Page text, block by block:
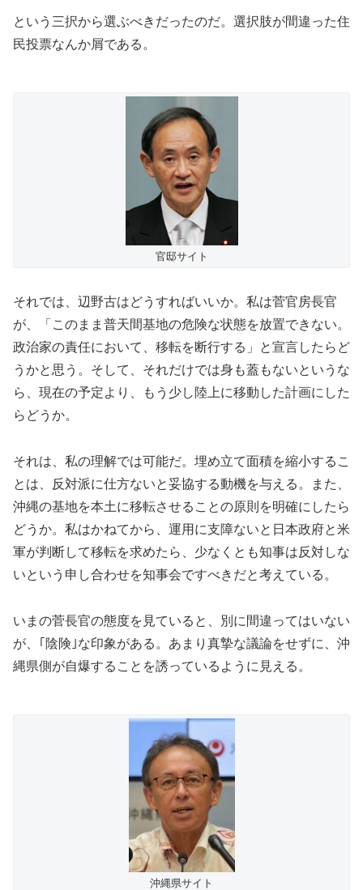
という三択から選ぶべきだったのだ。選択肢が間違った住
民投票なんか屑である。
官邸サイト
それでは、辺野古はどうすればいいか。私は菅官房長官
が、「このまま普天間基地の危険な状態を放置できない。
政治家の責任において、移転を断行する」と宣言したらど
うかと思う。そして、それだけでは身も蓋もないというな
ら、現在の予定より、もう少し陸上に移動した計画にした
らどうか。
それは、私の理解では可能だ。埋め立て面積を縮小するこ
とは、反対派に仕方ないと妥協する動機を与える。また、
沖縄の基地を本土に移転させることの原則を明確にしたら
どうか。私はかねてから、運用に支障ないと日本政府と米
軍が判断して移転を求めたら、少なくとも知事は反対しな
いという申し合わせを知事会ですべきだと考えている。
いまの菅長官の態度を見ていると、別に間違ってはいない
が、｢陰険｣な印象がある。あまり真摯な議論をせずに、沖
縄県側が自爆することを誘っているように見える。
沖縄県サイト